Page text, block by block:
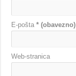
E-pošta* (obavezno)
Web-stranica